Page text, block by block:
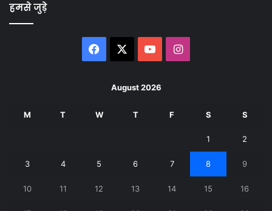
हमसे जुड़े
Facebook YouTubeInstagram
August 2026
M T W T F S S
1 2
3 4 5 6 7 8 9
10 11 12 13 14 15 16